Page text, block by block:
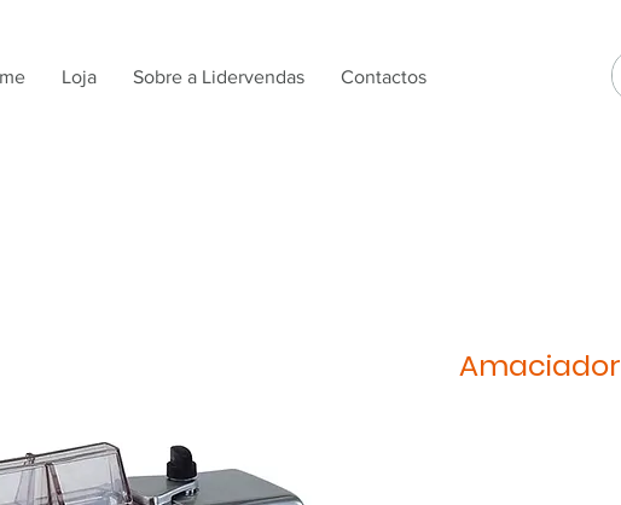
Loja Sobre a Lidervendas Contactos